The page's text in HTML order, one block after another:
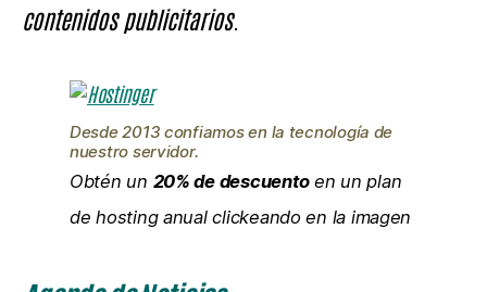
contenidos publicitarios.
Desde 2013 confiamos en la tecnología de
nuestro servidor.
Obtén un 20% de descuentoen un plan
de hosting anual clickeando en la imagen